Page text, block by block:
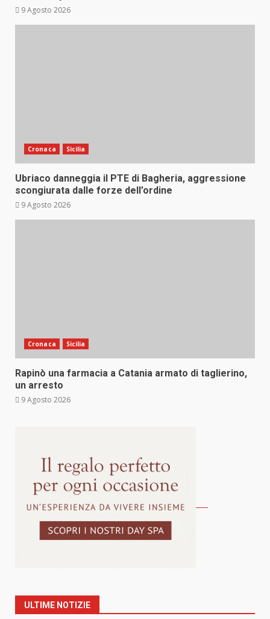
9 Agosto 2026
Cronaca Sicilia
Ubriaco danneggia il PTE di Bagheria, aggressione
scongiurata dalle forze dell’ordine
9 Agosto 2026
Cronaca Sicilia
Rapinò una farmacia a Catania armato di taglierino,
un arresto
9 Agosto 2026
ULTIME NOTIZIE